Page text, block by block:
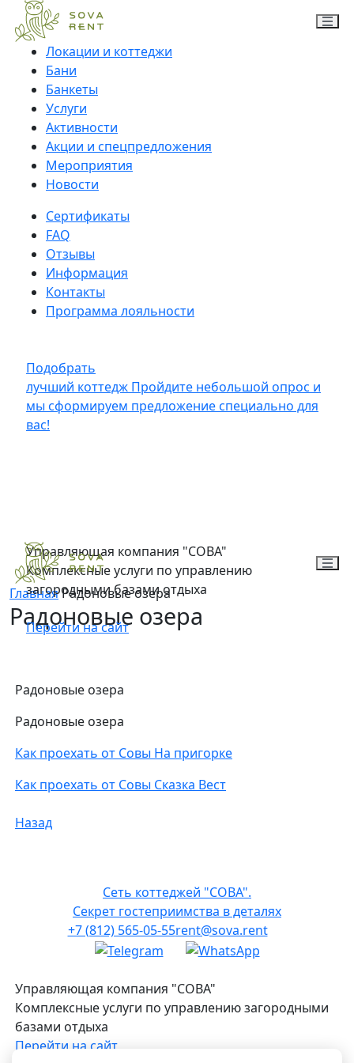
Локации и коттеджи
Бани
Банкеты
Услуги
Активности
Акции и спецпредложения
Мероприятия
Новости
Сертификаты
FAQ
Отзывы
Информация
Контакты
Программа лояльности
Подобрать
лучший коттедж Пройдите небольшой опрос и
мы сформируем предложение специально для
вас!
Управляющая компания "СОВА"
Комплексные услуги по управлению
загородными базами отдыха
Перейти на сайт
ГлавнаяРадоновые озера
Радоновые озера
Радоновые озера
Радоновые озера
Как проехать от Совы На пригорке
Как проехать от Совы Сказка Вест
Назад
Сеть коттеджей "СОВА".
Секрет гостеприимства в деталях
+7 (812) 565-05-55rent@sova.rent
Управляющая компания "СОВА"
Комплексные услуги по управлению загородными
базами отдыха
Перейти на сайт